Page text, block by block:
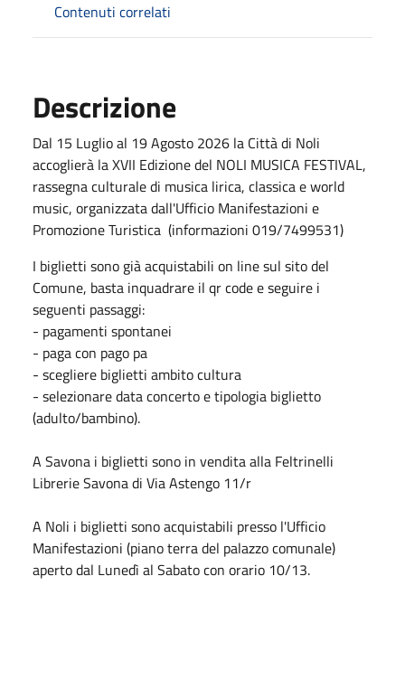
Contenuti correlati
Descrizione
Dal 15 Luglio al 19 Agosto 2026 la Città di Noli
accoglierà la XVII Edizione del NOLI MUSICA FESTIVAL,
rassegna culturale di musica lirica, classica e world
music, organizzata dall'Ufficio Manifestazioni e
Promozione Turistica (informazioni 019/7499531)
I biglietti sono già acquistabili on line sul sito del
Comune, basta inquadrare il qr code e seguire i
seguenti passaggi:
- pagamenti spontanei
- paga con pago pa
- scegliere biglietti ambito cultura
- selezionare data concerto e tipologia biglietto
(adulto/bambino).
A Savona i biglietti sono in vendita alla Feltrinelli
Librerie Savona di Via Astengo 11/r
A Noli i biglietti sono acquistabili presso l'Ufficio
Manifestazioni (piano terra del palazzo comunale)
aperto dal Lunedì al Sabato con orario 10/13.